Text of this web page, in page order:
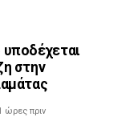
στην
ώρες πριν